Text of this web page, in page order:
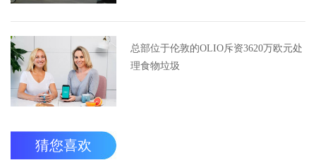
总部位于伦敦的OLIO斥资3620万欧元处
理食物垃圾
猜您喜欢